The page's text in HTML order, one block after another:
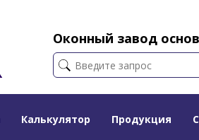
Оконный завод
Калькулятор Продукция